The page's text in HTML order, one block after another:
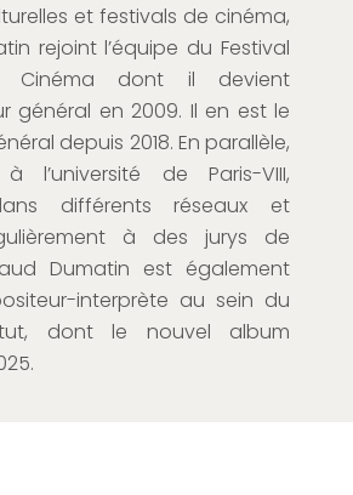
et festivals de cinéma,
rejoint l’équipe du Festival
Cinéma dont il devient
général en 2009. Il en est le
depuis 2018. En parallèle,
l’université de Paris-VIII,
différents réseaux et
à des jurys de
Dumatin est également
interprète au sein du
dont le nouvel album